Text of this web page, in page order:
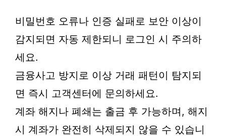
비밀번호 오류나 인증 실패로 보안 이상이
감지되면 자동 제한되니 로그인 시 주의하
세요.
금융사고 방지로 이상 거래 패턴이 탐지되
면 즉시 고객센터에 문의하세요.
계좌 해지나 폐쇄는 출금 후 가능하며, 해지
시 계좌가 완전히 삭제되지 않을 수 있습니